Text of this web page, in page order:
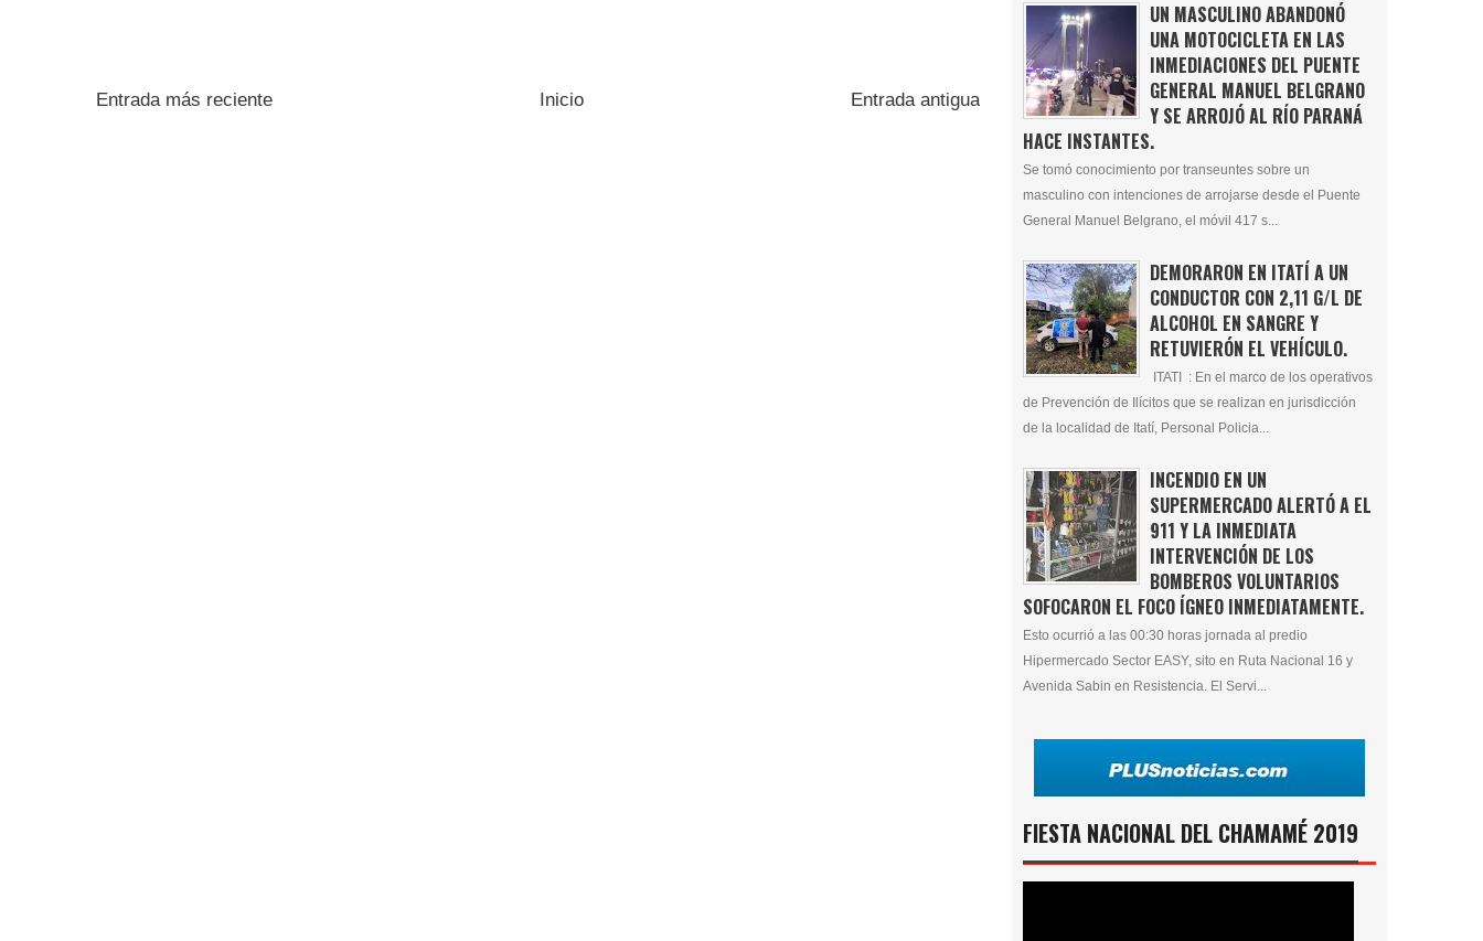
Entrada más reciente Entrada antigua
Inicio
UN MASCULINO ABANDONÓ
UNA MOTOCICLETA EN LAS
INMEDIACIONES DEL PUENTE
GENERAL MANUEL BELGRANO
Y SE ARROJÓ AL RÍO PARANÁ
HACE INSTANTES.
Se tomó conocimiento por transeuntes sobre un
masculino con intenciones de arrojarse desde el Puente
General Manuel Belgrano, el móvil 417 s...
DEMORARON EN ITATÍ A UN
CONDUCTOR CON 2,11 G/L DE
ALCOHOL EN SANGRE Y
RETUVIERÓN EL VEHÍCULO.
ITATI : En el marco de los operativos
de Prevención de Ilícitos que se realizan en jurisdicción
de la localidad de Itatí, Personal Policia...
INCENDIO EN UN
SUPERMERCADO ALERTÓ A EL
911 Y LA INMEDIATA
INTERVENCIÓN DE LOS
BOMBEROS VOLUNTARIOS
SOFOCARON EL FOCO ÍGNEO INMEDIATAMENTE.
Esto ocurrió a las 00:30 horas jornada al predio
Hipermercado Sector EASY, sito en Ruta Nacional 16 y
Avenida Sabin en Resistencia. El Servi...
FIESTA NACIONAL DEL CHAMAMÉ 2019